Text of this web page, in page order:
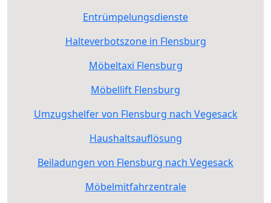
Entrümpelungsdienste
Halteverbotszone in Flensburg
Möbeltaxi Flensburg
Möbellift Flensburg
Umzugshelfer von Flensburg nach Vegesack
Haushaltsauflösung
Beiladungen von Flensburg nach Vegesack
Möbelmitfahrzentrale